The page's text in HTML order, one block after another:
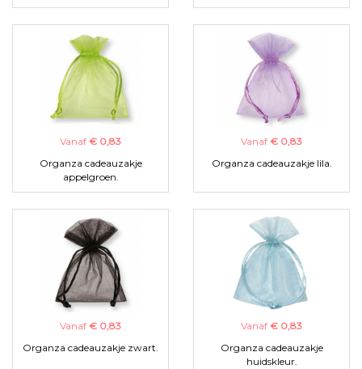
Vanaf € 0,83
Organza cadeauzakje
appelgroen.
Vanaf € 0,83
Organza cadeauzakje lila.
Vanaf € 0,83
Organza cadeauzakje zwart.
Vanaf € 0,83
Organza cadeauzakje
huidskleur.